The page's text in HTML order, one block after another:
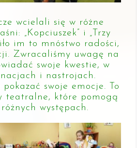
wcielali się w różne
„Kopciuszek” i „Trzy
im to mnóstwo radości,
Zwracaliśmy uwagę na
swoje kwestie, w
i nastrojach.
swoje emocje. To
teatralne, które pomogą
występach.